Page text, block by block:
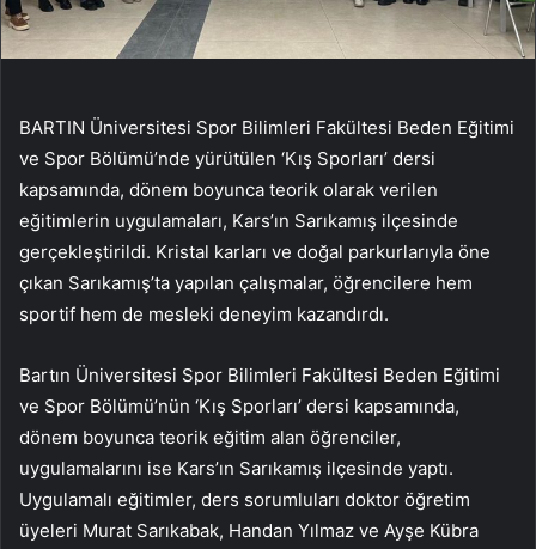
BARTIN Üniversitesi Spor Bilimleri Fakültesi Beden Eğitimi
ve Spor Bölümü’nde yürütülen ‘Kış Sporları’ dersi
kapsamında, dönem boyunca teorik olarak verilen
eğitimlerin uygulamaları, Kars’ın Sarıkamış ilçesinde
gerçekleştirildi. Kristal karları ve doğal parkurlarıyla öne
çıkan Sarıkamış’ta yapılan çalışmalar, öğrencilere hem
sportif hem de mesleki deneyim kazandırdı.
Bartın Üniversitesi Spor Bilimleri Fakültesi Beden Eğitimi
ve Spor Bölümü’nün ‘Kış Sporları’ dersi kapsamında,
dönem boyunca teorik eğitim alan öğrenciler,
uygulamalarını ise Kars’ın Sarıkamış ilçesinde yaptı.
Uygulamalı eğitimler, ders sorumluları doktor öğretim
üyeleri Murat Sarıkabak, Handan Yılmaz ve Ayşe Kübra